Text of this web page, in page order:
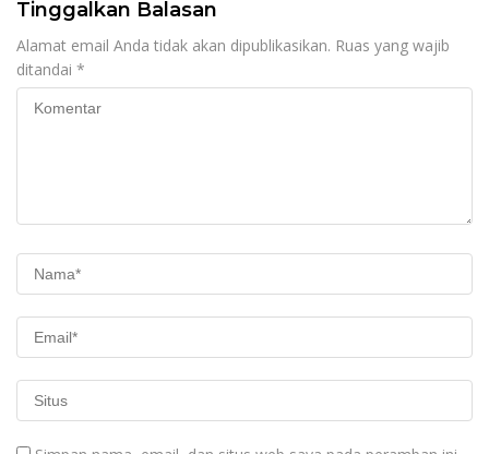
Tinggalkan Balasan
Alamat email Anda tidak akan dipublikasikan. Ruas yang wajib
ditandai *